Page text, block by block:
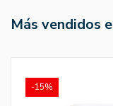
Más vendidos
-15%